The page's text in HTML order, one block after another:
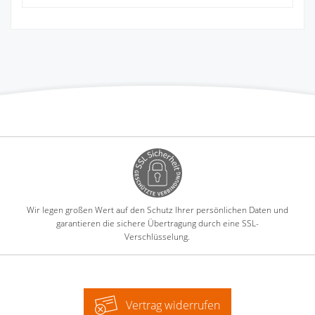
Wir legen großen Wert auf den Schutz Ihrer persönlichen Daten und
garantieren die sichere Übertragung durch eine SSL-
Verschlüsselung.
Vertrag widerrufen